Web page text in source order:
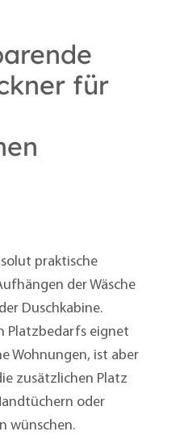
für
praktische
der Wäsche
Duschkabine.
Platzbedarfs eignet
Wohnungen, ist aber
zusätzlichen Platz
oder
wünschen.